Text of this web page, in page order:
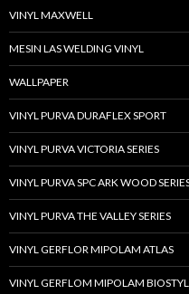
VINYL MAXWELL
MESIN LAS WELDING VINYL
WALLPAPER
VINYL PURVA DURAFLEX SPORT
VINYL PURVA VICTORIA SERIES
VINYL PURVA SPC ARK WOOD
VINYL PURVA THE VALLEY SERIES
VINYL GERFLOR MIPOLAM ATLAS
VINYL GERFLOM MIPOLAM BIOSTYL